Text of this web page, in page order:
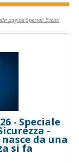
pagina Speciali Eventi
- Speciale
-
nasce da una
si fa